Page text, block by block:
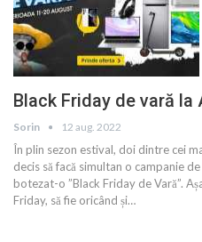
Black Friday de vară la
Sorin 12 aug. 2022
În plin sezon estival, doi dintre cei
decis să facă simultan o campanie
botezat-o ”Black Friday de Vară”.
Friday, să fie oricând și…